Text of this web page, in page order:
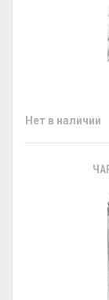
Нет в наличии